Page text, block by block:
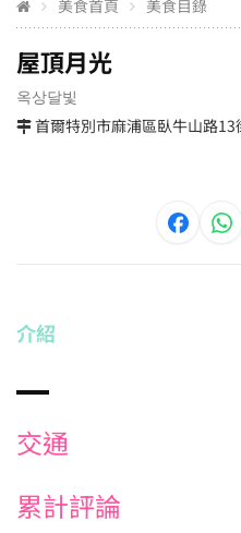
美食首頁 美食目錄
屋頂月光
옥상달빛
首爾特別市麻浦區臥牛山路
介紹
交通
累計評論